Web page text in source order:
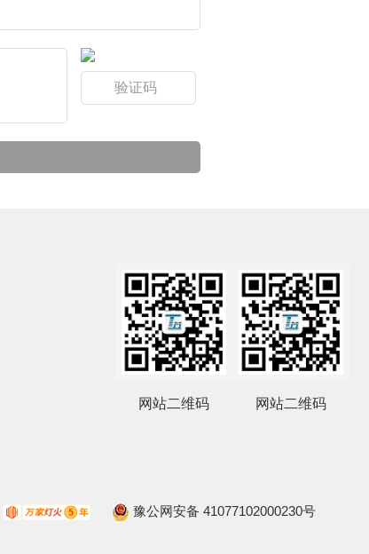
网站二维码
网站二维码
豫公网安备 41077102000230号